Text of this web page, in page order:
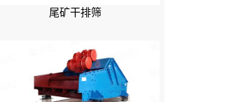
尾矿干排筛